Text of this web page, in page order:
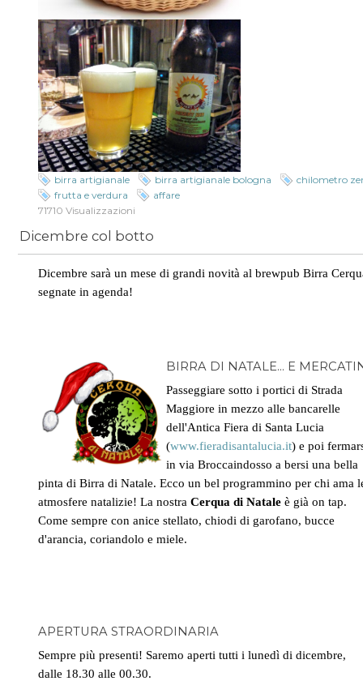
birra artigianale birra artigianale bologna
chilometro
frutta e verdura
affare
71710 Visualizzazioni
Dicembre col botto
Dicembre sarà un mese di grandi novità al brewpub Birra
segnate in agenda!
BIRRA DI NATALE... E
Passeggiare sotto i portici di Strada
Maggiore in mezzo alle bancarelle
dell'Antica Fiera di Santa Lucia
(www.fieradisantalucia.it) e poi
in via Broccaindosso a bersi una bella
pinta di Birra di Natale. Ecco un bel programmino per chi ama
atmosfere natalizie! La nostraCerqua di Natale è già on tap.
Come sempre con anice stellato, chiodi di garofano, bucce
d'arancia, coriandolo e miele.
APERTURA STRAORDINARIA
Sempre più presenti! Saremo aperti tutti i lunedì di dicembre,
dalle 18.30 alle 00.30.